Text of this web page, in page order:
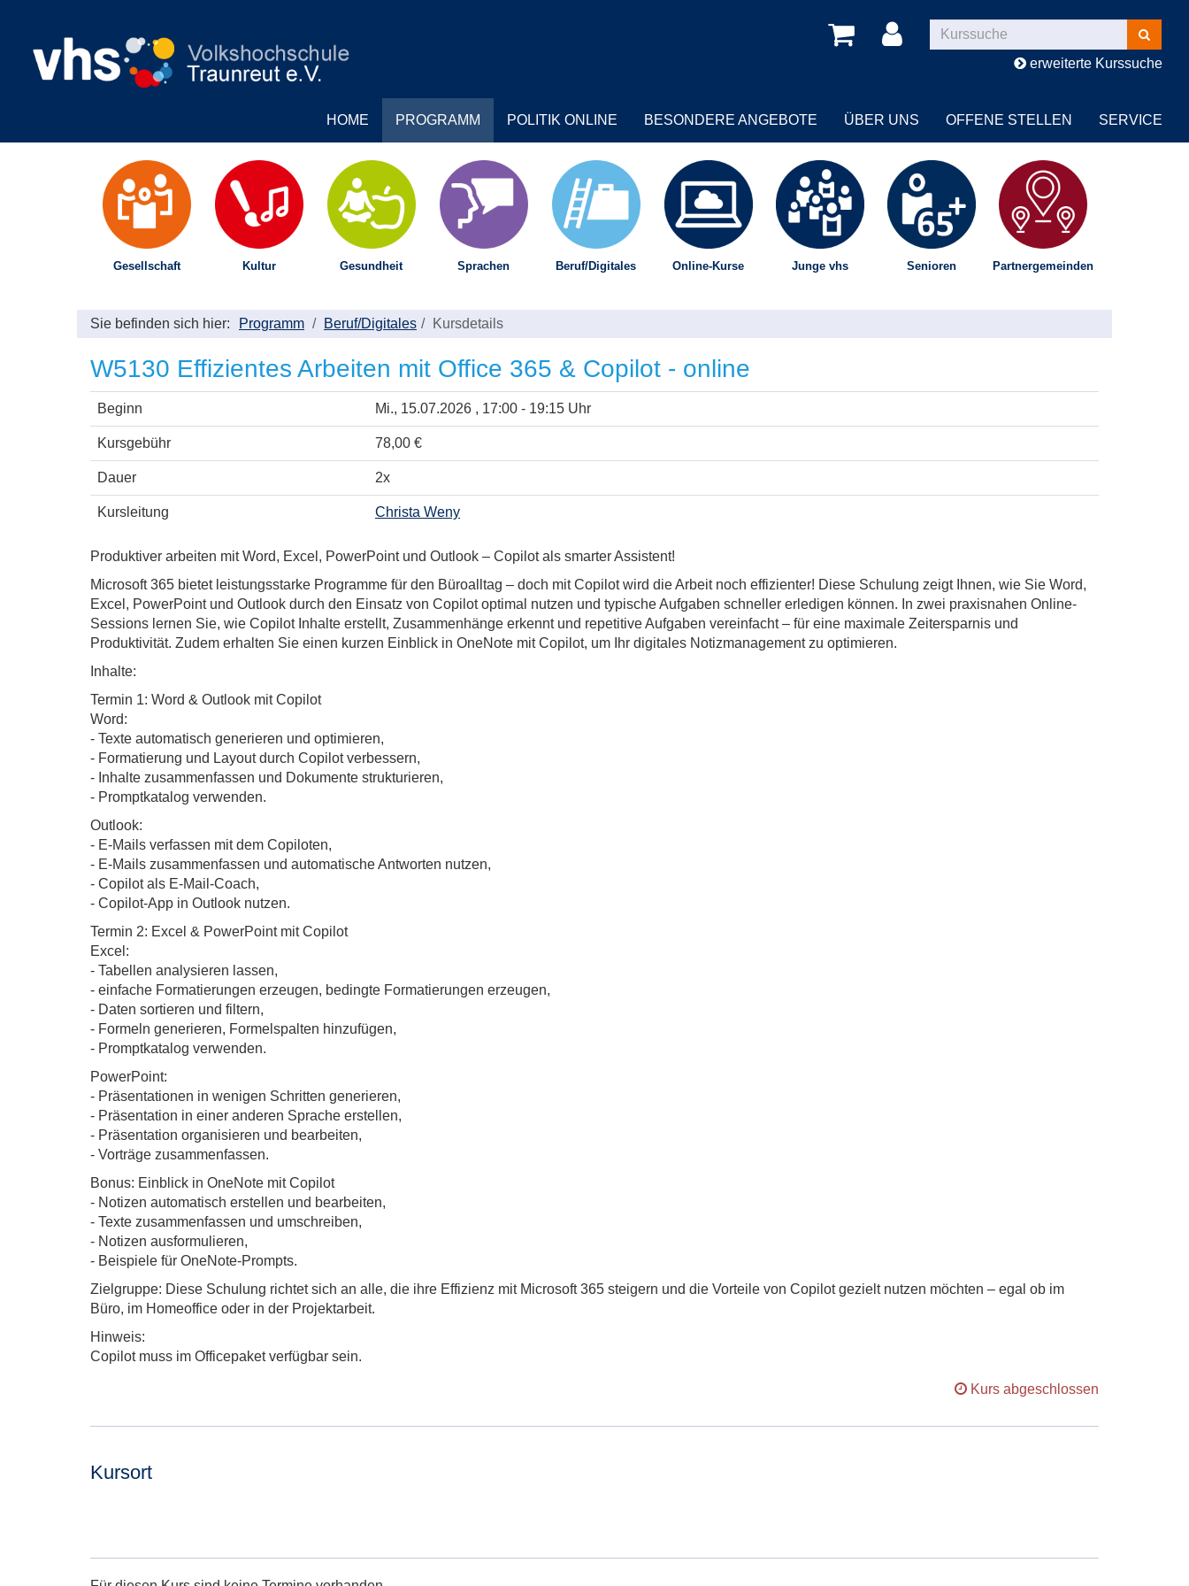
Kurse
suchen
erweiterte Kurssuche
HOME PROGRAMM POLITIK ONLINE BESONDERE ANGEBOTE ÜBER UNS OFFENE STELLEN SERVICE
Gesellschaft Kultur Gesundheit Sprachen Beruf/Digitales Online-Kurse Junge vhs Senioren Partnergemeinden
Sie befinden sich hier: Programm Beruf/Digitales Kursdetails
W5130 Effizientes Arbeiten mit Office 365 & Copilot - online
Beginn Mi., 15.07.2026 , 17:00 - 19:15 Uhr
Kursgebühr 78,00 €
Dauer 2x
Kursleitung Christa Weny
Produktiver arbeiten mit Word, Excel, PowerPoint und Outlook – Copilot als smarter Assistent!
Microsoft 365 bietet leistungsstarke Programme für den Büroalltag – doch mit Copilot wird die Arbeit noch effizienter! Diese Schulung zeigt Ihnen, wie Sie Word,
Excel, PowerPoint und Outlook durch den Einsatz von Copilot optimal nutzen und typische Aufgaben schneller erledigen können. In zwei praxisnahen Online-
Sessions lernen Sie, wie Copilot Inhalte erstellt, Zusammenhänge erkennt und repetitive Aufgaben vereinfacht – für eine maximale Zeitersparnis und
Produktivität. Zudem erhalten Sie einen kurzen Einblick in OneNote mit Copilot, um Ihr digitales Notizmanagement zu optimieren.
Inhalte:
Termin 1: Word & Outlook mit Copilot
Word:
- Texte automatisch generieren und optimieren,
- Formatierung und Layout durch Copilot verbessern,
- Inhalte zusammenfassen und Dokumente strukturieren,
- Promptkatalog verwenden.
Outlook:
- E-Mails verfassen mit dem Copiloten,
- E-Mails zusammenfassen und automatische Antworten nutzen,
- Copilot als E-Mail-Coach,
- Copilot-App in Outlook nutzen.
Termin 2: Excel & PowerPoint mit Copilot
Excel:
- Tabellen analysieren lassen,
- einfache Formatierungen erzeugen, bedingte Formatierungen erzeugen,
- Daten sortieren und filtern,
- Formeln generieren, Formelspalten hinzufügen,
- Promptkatalog verwenden.
PowerPoint:
- Präsentationen in wenigen Schritten generieren,
- Präsentation in einer anderen Sprache erstellen,
- Präsentation organisieren und bearbeiten,
- Vorträge zusammenfassen.
Bonus: Einblick in OneNote mit Copilot
- Notizen automatisch erstellen und bearbeiten,
- Texte zusammenfassen und umschreiben,
- Notizen ausformulieren,
- Beispiele für OneNote-Prompts.
Zielgruppe: Diese Schulung richtet sich an alle, die ihre Effizienz mit Microsoft 365 steigern und die Vorteile von Copilot gezielt nutzen möchten – egal ob im
Büro, im Homeoffice oder in der Projektarbeit.
Hinweis:
Copilot muss im Officepaket verfügbar sein.
Kurs abgeschlossen
Kursort